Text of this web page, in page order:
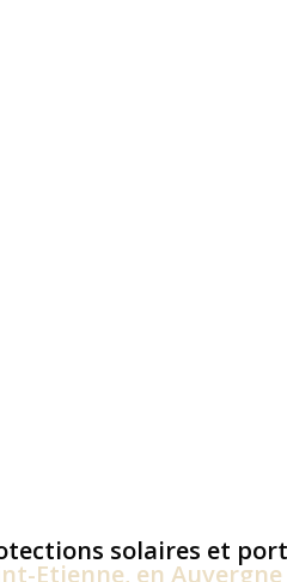
solaires et
Etienne, en Auvergne